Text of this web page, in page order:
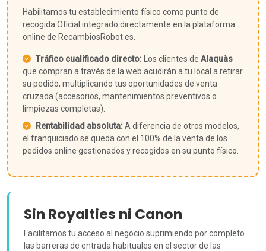
Habilitamos tu establecimiento físico como punto de
recogida Oficial integrado directamente en la plataforma
online de RecambiosRobot.es.
Tráfico cualificado directo: Los clientes de Alaquàs
que compran a través de la web acudirán a tu local a retirar
su pedido, multiplicando tus oportunidades de venta
cruzada (accesorios, mantenimientos preventivos o
limpiezas completas).
Rentabilidad absoluta:A diferencia de otros modelos,
el franquiciado se queda con el 100% de la venta de los
pedidos online gestionados y recogidos en su punto físico.
Sin Royalties ni Canon
Facilitamos tu acceso al negocio suprimiendo por completo
las barreras de entrada habituales en el sector de las